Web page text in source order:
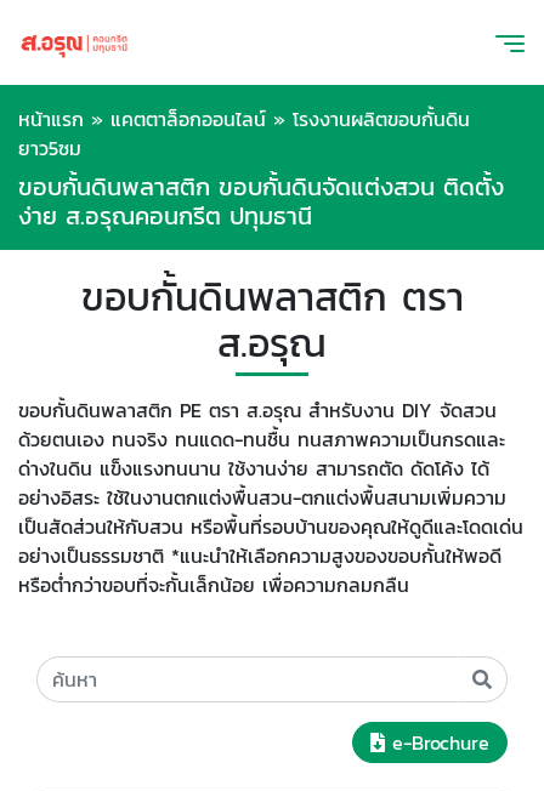
หน้าแรก » แคตตาล็อกออนไลน์ » โรงงานผลิตขอบกั้นดิน
ยาว5ซม
ขอบกั้นดินพลาสติก ขอบกั้นดินจัดแต่งสวน ติดตั้ง
ง่าย ส.อรุณคอนกรีต ปทุมธานี
ขอบกั้นดินพลาสติก ตรา
ส.อรุณ
ขอบกั้นดินพลาสติก PE ตรา ส.อรุณ สำหรับงาน DIY จัดสวน
ด้วยตนเอง ทนจริง ทนแดด-ทนชื้น ทนสภาพความเป็นกรดและ
ด่างในดิน แข็งแรงทนนาน ใช้งานง่าย สามารถตัด ดัดโค้ง ได้
อย่างอิสระ ใช้ในงานตกแต่งพื้นสวน-ตกแต่งพื้นสนามเพิ่มความ
เป็นสัดส่วนให้กับสวน หรือพื้นที่รอบบ้านของคุณให้ดูดีและโดดเด่น
อย่างเป็นธรรมชาติ *แนะนำให้เลือกความสูงของขอบกั้นให้พอดี
หรือต่ำกว่าขอบที่จะกั้นเล็กน้อย เพื่อความกลมกลืน
e-Brochure